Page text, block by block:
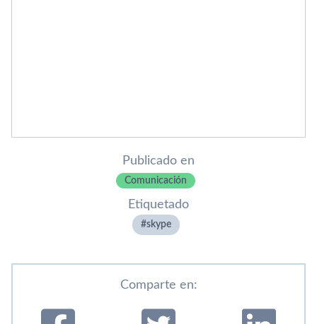
Publicado en
Comunicación
Etiquetado
skype
Comparte en: